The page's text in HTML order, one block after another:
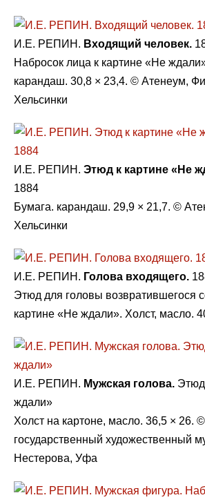
И.Е. РЕПИН. Входящий человек.
Набросок лица к картине «Не
карандаш. 30,8 × 23,4. © Атенеум,
Хельсинки
И.Е. РЕПИН. Этюд к картине «Не
1884
Бумага. карандаш. 29,9 × 21,7. ©
Хельсинки
И.Е. РЕПИН. Голова входящего.
Этюд для головы возвратившегося
картине «Не ждали». Холст, масло.
И.Е. РЕПИН. Мужская голова. Этюд
ждали»
Холст на картоне, масло. 36,5 × 26.
государственный художественный
Нестерова, Уфа